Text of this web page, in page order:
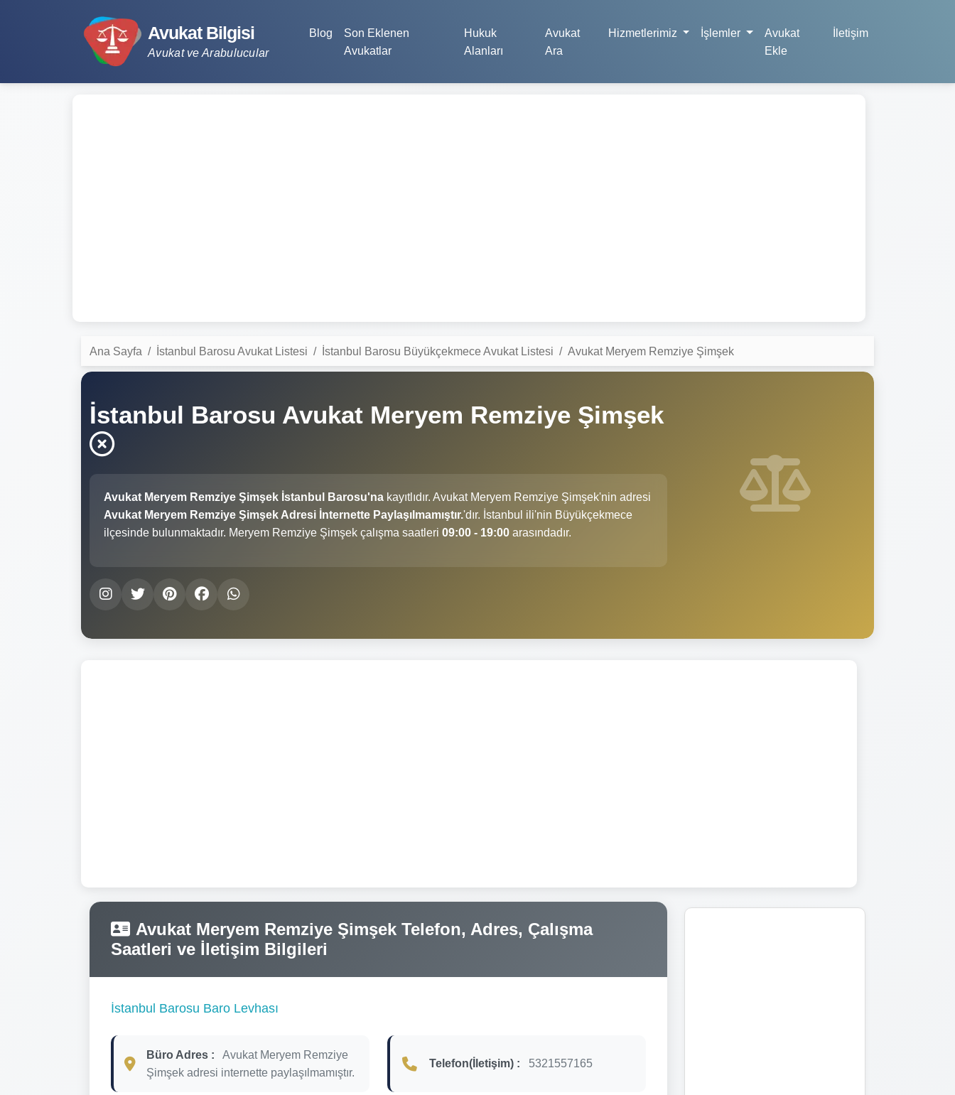
Avukat Bilgisi
Avukat ve Arabulucular
Blog
Son Eklenen
Avukatlar
Hukuk
Alanları
Avukat
Ara
Hizmetlerimiz İşlemler
Avukat
Ekle
İletişim
Ana Sayfa İstanbul Barosu Avukat Listesi İstanbul Barosu Büyükçekmece Avukat Listesi Avukat Meryem Remziye Şimşek
İstanbul Barosu Avukat Meryem Remziye Şimşek
Avukat Meryem Remziye Şimşek İstanbul Barosu'na kayıtlıdır. Avukat Meryem Remziye Şimşek'nin adresi
Avukat Meryem Remziye Şimşek Adresi İnternette Paylaşılmamıştır.'dır. İstanbul ili'nin Büyükçekmece
ilçesinde bulunmaktadır. Meryem Remziye Şimşek çalışma saatleri 09:00 - 19:00 arasındadır.
Avukat Meryem Remziye Şimşek Telefon, Adres, Çalışma
Saatleri ve İletişim Bilgileri
İstanbul Barosu Baro Levhası
Büro Adres :
Avukat Meryem Remziye
Şimşek adresi internette paylaşılmamıştır.
Telefon(İletişim) : 5321557165